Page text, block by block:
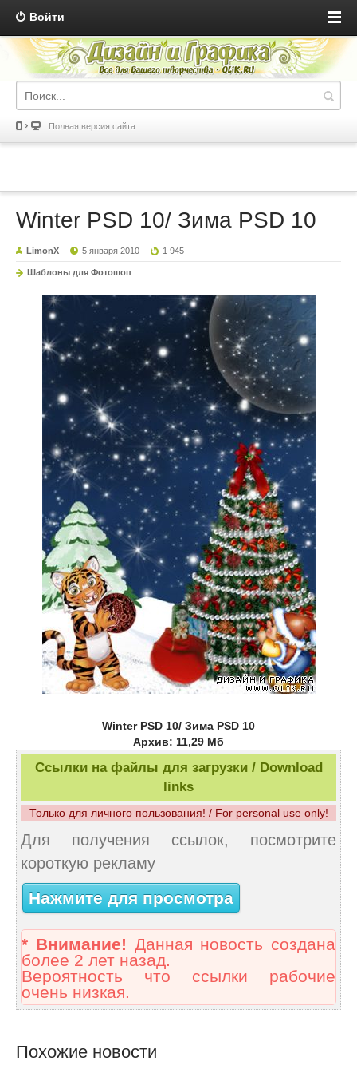
Войти
Полная версия сайта
Winter PSD 10/ Зима PSD 10
LimonX 5 января 2010 1 945
Шаблоны для Фотошоп
Winter PSD 10/ Зима PSD 10
Архив: 11,29 Мб
Ссылки на файлы для загрузки / Download
links
Только для личного пользования! / For personal use only!
Для получения ссылок, посмотрите
короткую рекламу
Нажмите для просмотра
* Внимание! Данная новость создана
более 2 лет назад.
Вероятность что ссылки рабочие
очень низкая.
Похожие новости